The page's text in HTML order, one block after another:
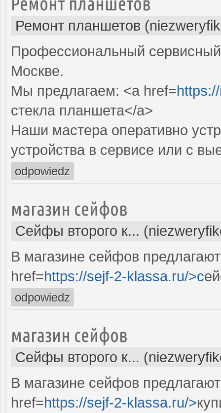
Ремонт планшетов
Профессиональный
Москве.
Мы предлагаем: <a href=
стекла планшета</a>
Наши мастера оперативно
устройства в сервисе или с
odpowiedz
магазин сейфов
Сейфы второго к...
В магазине сейфов
href=https://sejf-2-klassa.ru/>c
odpowiedz
магазин сейфов
Сейфы второго к...
В магазине сейфов
href=https://sejf-2-klassa.ru/>